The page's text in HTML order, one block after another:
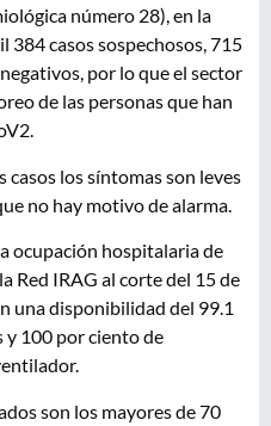
número 28), en la
384 casos sospechosos, 715
por lo que el sector
de las personas que han
casos los síntomas son leves
no hay motivo de alarma.
ocupación hospitalaria de
Red IRAG al corte del 15 de
una disponibilidad del 99.1
y 100 por ciento de
son los mayores de 70